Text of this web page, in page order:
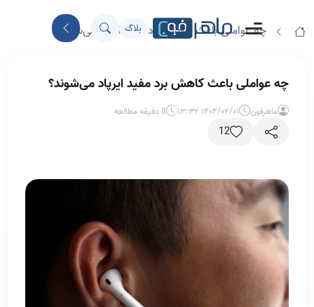
بلاگ
چه عواملی باعث کاهش برد مفید ایرپاد می‌شوند؟
چه عواملی باعث کاهش برد مفید ایرپاد می‌شوند؟
ماهرفون ۱۴۰۴/۰۲/۰۱ ۱۳:۳۲ 8 دقیقه مطالعه
12